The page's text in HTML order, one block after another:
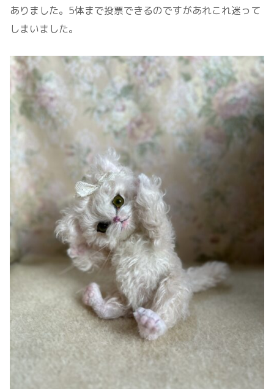
ありました。5体まで投票できるのですがあれこれ迷って
しまいました。